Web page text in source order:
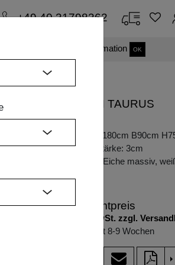
Mehr Information OK
+49 40 31798362
TISCH TAURUS
3
Maße: L180cm B90cm
Plattenstärke: 3cm
Holzart: Eiche massiv,
Gesamtpreis
inkl. MwSt. zzgl.
Lieferzeit 8-9 Wochen
>